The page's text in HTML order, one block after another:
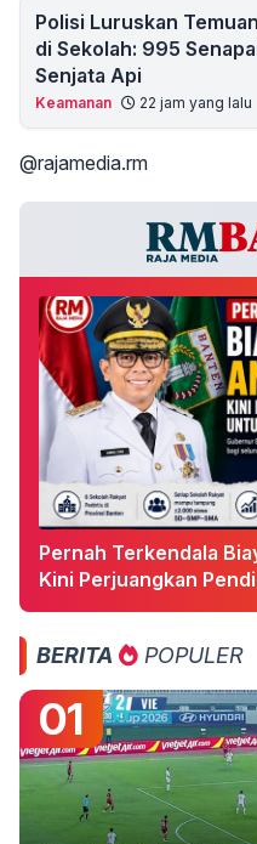
Polisi Luruskan
di Sekolah: 995
Senjata Api
Keamanan 22 jam yang lalu
@rajamedia.rm
Pernah Terkendala
Kini Perjuangkan
BERITA POPULER
01